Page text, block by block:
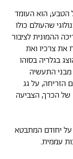
הטבע; הוא העומד
הטכנולוגי שהעולם כולו
ההמונית לציבור
את צרכיו ואת
בגלריה בסוהו
מבני התעשיה
הזריחה, על גג
של הכרך, הצביעה
על יחודם המתבטא
עממית.